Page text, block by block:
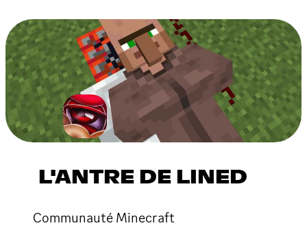
L'ANTRE DE LINED
Communauté Minecraft